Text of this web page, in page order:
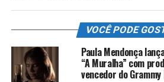
VOCÊ PODE
Paula Mendonça
“A Muralha” com
vencedor do